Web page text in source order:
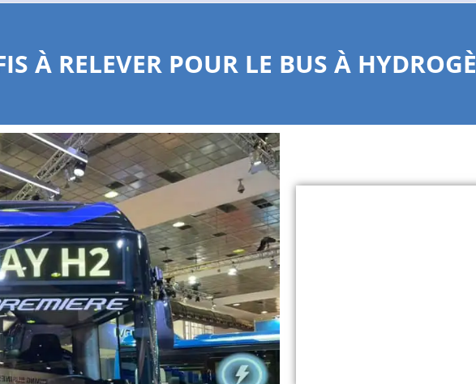
À RELEVER POUR LE BUS À